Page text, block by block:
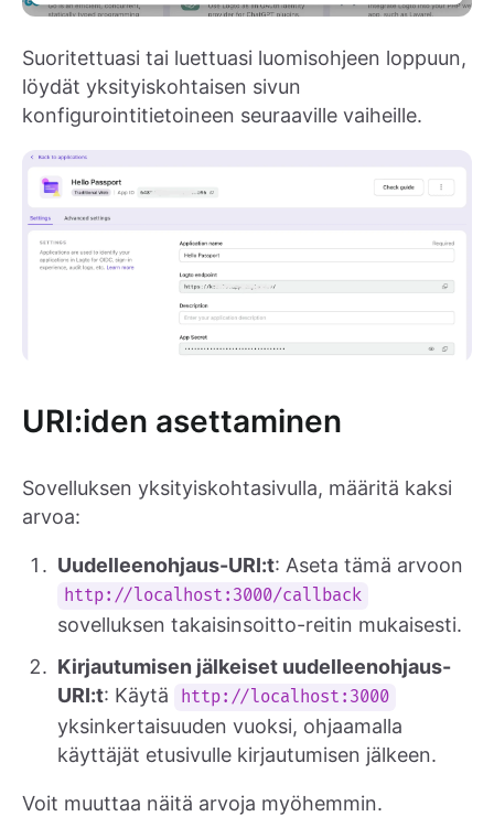
Suoritettuasi tai luettuasi luomisohjeen loppuun,
löydät yksityiskohtaisen sivun
konfigurointitietoineen seuraaville vaiheille.
URI:iden asettaminen
Sovelluksen yksityiskohtasivulla, määritä kaksi
arvoa:
Uudelleenohjaus-URI:t: Aseta tämä arvoon
http://localhost:3000/callback
sovelluksen takaisinsoitto-reitin mukaisesti.
Kirjautumisen jälkeiset uudelleenohjaus-
URI:t: Käytä http://localhost:3000
yksinkertaisuuden vuoksi, ohjaamalla
käyttäjät etusivulle kirjautumisen jälkeen.
Voit muuttaa näitä arvoja myöhemmin.